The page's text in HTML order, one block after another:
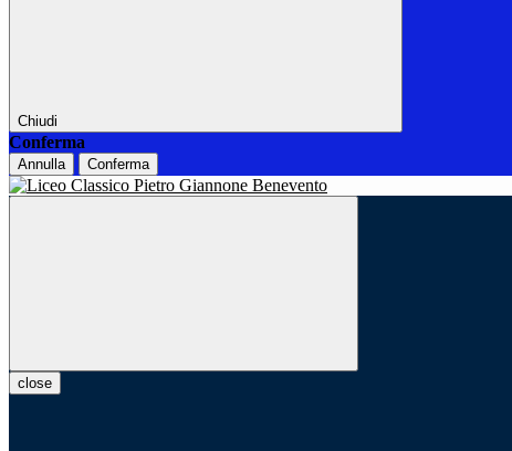
Chiudi
Conferma
Annulla Conferma
close